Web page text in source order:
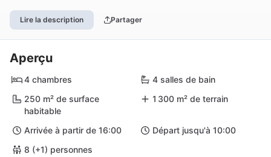
Lire la description Partager
Aperçu
4 chambres
4 salles de bain
250 m² de surface
habitable
1 300 m² de terrain
Arrivée à partir de 16:00
Départ jusqu'à 10:00
8 (+1) personnes